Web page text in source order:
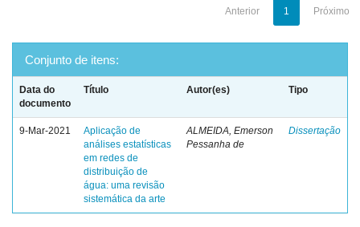
Anterior 1 Próximo
Conjunto de itens:
Data do
documento
Título Autor(es) Tipo
9-Mar-2021
Aplicação de
análises estatísticas
em redes de
distribuição de
água: uma revisão
sistemática da arte
ALMEIDA, Emerson
Pessanha de
Dissertação